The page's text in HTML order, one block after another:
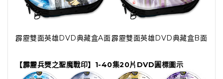
霹靂雙面英雄DVD典藏盒A面霹靂雙面英雄DVD典藏盒B面
【霹靂兵燹之聖魔戰印】1-40集20片DVD圓標圖示